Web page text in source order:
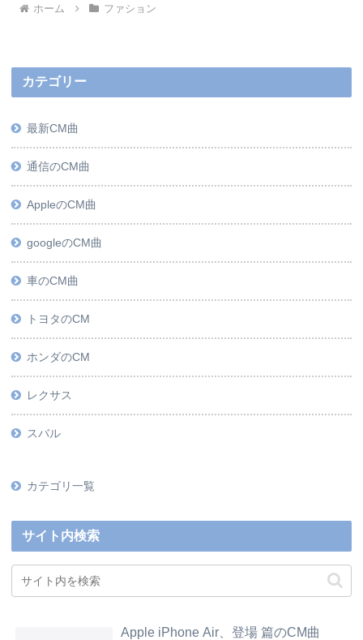
ホーム ファション
カテゴリー
最新CM曲
通信のCM曲
AppleのCM曲
googleのCM曲
車のCM曲
トヨタのCM
ホンダのCM
レクサス
スバル
カテゴリ一覧
サイト内検索
Apple iPhone Air、登場 篇のCM曲